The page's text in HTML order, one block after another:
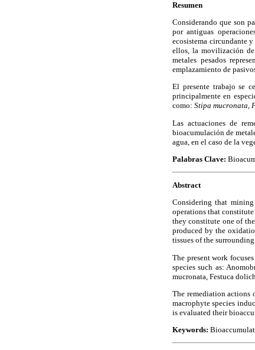
Resumen
Considerando que son
por antiguas
ecosistema circundante
ellos, la movilización de
metales pesados
emplazamiento de
El presente trabajo se
principalmente en
como: Stipa mucronata,
Las actuaciones de
bioacumulación de
agua, en el caso de la
Palabras Clave:
Abstract
Considering that
operations that
they constitute one of
produced by the
tissues of the
The present work
species such as:
mucronata, Festuca
The remediation
macrophyte species
is evaluated their
Keywords: